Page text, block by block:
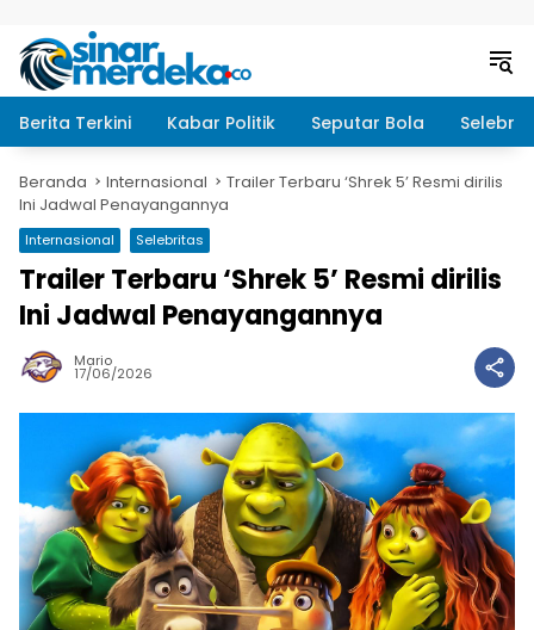
Berita Terkini Kabar Politik Seputar Bola
Beranda Internasional
Trailer Terbaru ‘Shrek 5’ Resmi dirilis
Ini Jadwal Penayangannya
Internasional Selebritas
Trailer Terbaru ‘Shrek 5’ Resmi dirilis
Ini Jadwal Penayangannya
Mario
17/06/2026